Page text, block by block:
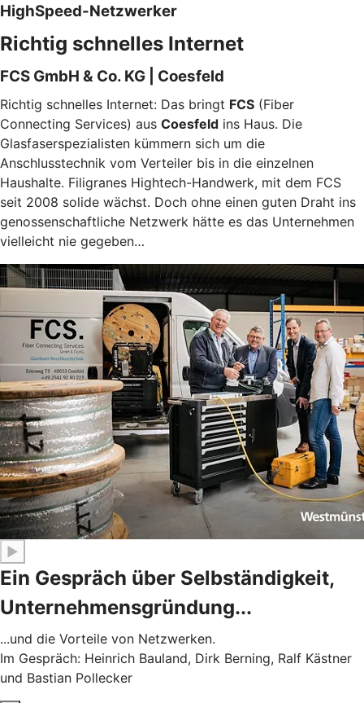
HighSpeed-Netzwerker
Richtig schnelles Internet
FCS GmbH & Co. KG | Coesfeld
Richtig schnelles Internet: Das bringt FCS (Fiber
Connecting Services) aus Coesfeld ins Haus. Die
Glasfaserspezialisten kümmern sich um die
Anschlusstechnik vom Verteiler bis in die einzelnen
Haushalte. Filigranes Hightech-Handwerk, mit dem FCS
seit 2008 solide wächst. Doch ohne einen guten Draht ins
genossenschaftliche Netzwerk hätte es das Unternehmen
vielleicht nie gegeben…
▶
Ein Gespräch über Selbständigkeit,
Unternehmensgründung...
...und die Vorteile von Netzwerken.
Im Gespräch: Heinrich Bauland, Dirk Berning, Ralf Kästner
und Bastian Pollecker